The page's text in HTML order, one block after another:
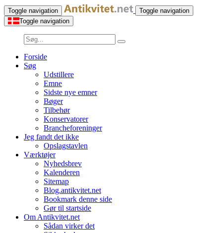
Toggle navigation
Toggle navigation
Toggle navigation
Forside
Søg
Udstillere
Emne
Sidste nye emner
Bøger
Tilbehør
Konservatorer
Brancheforeninger
Jeg fandt det ikke
Opslagstavlen
Værktøjer
Nyhedsbrev
Kalenderen
Sitemap
Blog.antikvitet.net
Bookmark denne side
Gør til startside
Om Antikvitet.net
Sådan virker det